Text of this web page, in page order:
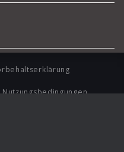
Nutzungsbedingungen